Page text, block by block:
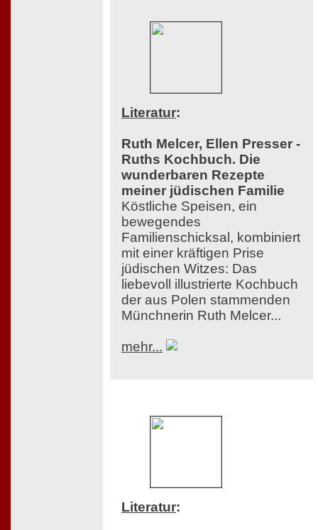
Literatur:
Ruth Melcer, Ellen Presser -
Ruths Kochbuch. Die
wunderbaren Rezepte
meiner jüdischen Familie
Köstliche Speisen, ein
bewegendes
Familienschicksal, kombiniert
mit einer kräftigen Prise
jüdischen Witzes: Das
liebevoll illustrierte Kochbuch
der aus Polen stammenden
Münchnerin Ruth Melcer...
mehr...
Literatur: